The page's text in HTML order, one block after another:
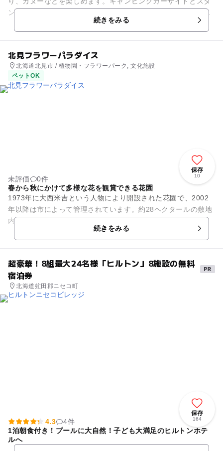
ンダードカーサイトがあり、前者にはキャンピングテーブルや
排水口が完備されています。 ...続きをみる
北見フラワーパラダイス
北海道北見市 / 植物園・フラワーパーク, 文化施設
ペットOK
保存
10
未評価
0件
春から秋にかけて多様な花を観賞できる花園
1973年に大西米吉という人物により開設された花園で、2002
年以降は市によって管理されています。約28ヘクタールの敷地
内には約85種類もの植物が植えられており、オオヤマザクラや
続きをみる
超豪華！8組最大24名様「ヒルトン」8施設の無料
宿泊券
北海道虻田郡ニセコ町
保存
164
4.3
4件
1泊朝食付き！プールに大自然！子ども大満足のヒルトンホテ
ルへ